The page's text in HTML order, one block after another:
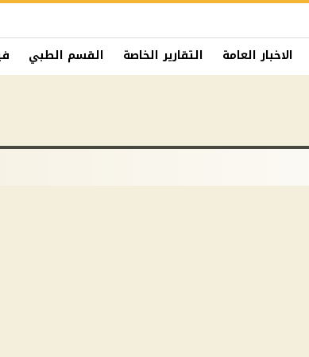
الاخبار العامة التقارير الخاصة القسم الطبي